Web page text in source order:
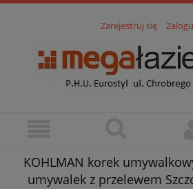
Zarejestruj się
KOHLMAN korek
umywalek z przelewem